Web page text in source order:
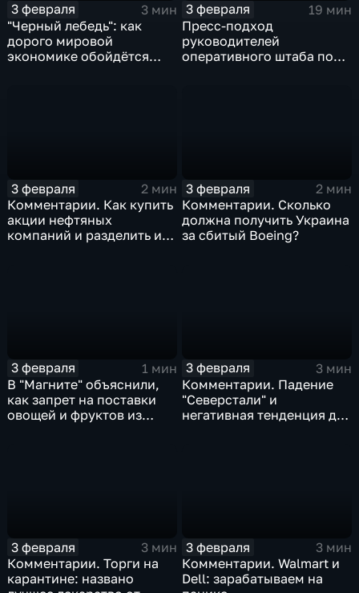
3 февраля
3 мин
"Черный лебедь": как
дорого мировой
экономике обойдётся
3 февраля
19 мин
Пресс-подход
руководителей
оперативного штаба по
3 февраля
2 мин
Комментарии. Как купить
акции нефтяных
компаний и разделить их
3 февраля
2 мин
Комментарии. Сколько
должна получить Украина
за сбитый Boeing?
3 февраля
1 мин
В "Магните" объяснили,
как запрет на поставки
овощей и фруктов из
3 февраля
3 мин
Комментарии. Падение
"Северстали" и
негативная тенденция для
3 февраля
3 мин
Комментарии. Торги на
карантине: названо
3 февраля
3 мин
Комментарии. Walmart и
Dell: зарабатываем на